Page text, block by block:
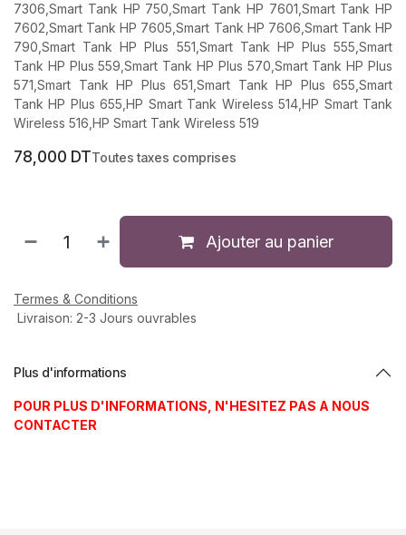
7306,Smart Tank HP 750,Smart Tank HP 7601,Smart Tank HP
7602,Smart Tank HP 7605,Smart Tank HP 7606,Smart Tank HP
790,Smart Tank HP Plus 551,Smart Tank HP Plus 555,Smart
Tank HP Plus 559,Smart Tank HP Plus 570,Smart Tank HP Plus
571,Smart Tank HP Plus 651,Smart Tank HP Plus 655,Smart
Tank HP Plus 655,HP Smart Tank Wireless 514,HP Smart Tank
Wireless 516,HP Smart Tank Wireless 519
78,000 DTToutes taxes comprises
Ajouter au panier
Termes & Conditions
Livraison: 2-3 Jours ouvrables
Plus d'informations
POUR PLUS D'INFORMATIONS, N'HESITEZ PAS A NOUS
CONTACTER